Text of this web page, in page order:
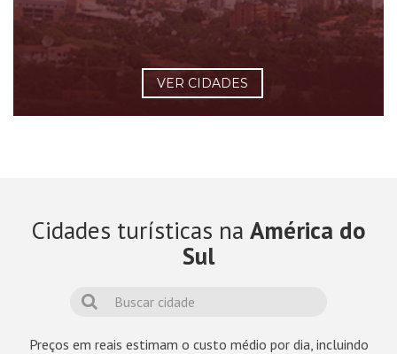
VER CIDADES
Cidades turísticas na América do
Sul
Preços em reais estimam o custo médio por dia, incluindo